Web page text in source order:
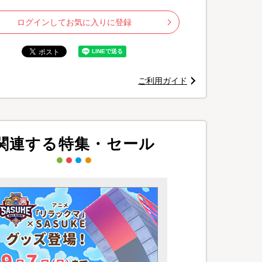
ログインしてお気に入りに登録
ご利用ガイド
連する特集・セール